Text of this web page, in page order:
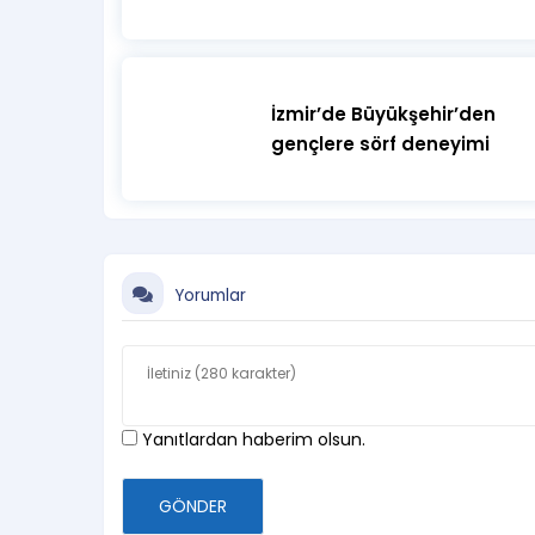
İzmir’de Büyükşehir’den
gençlere sörf deneyimi
Yorumlar
Yanıtlardan haberim olsun.
GÖNDER